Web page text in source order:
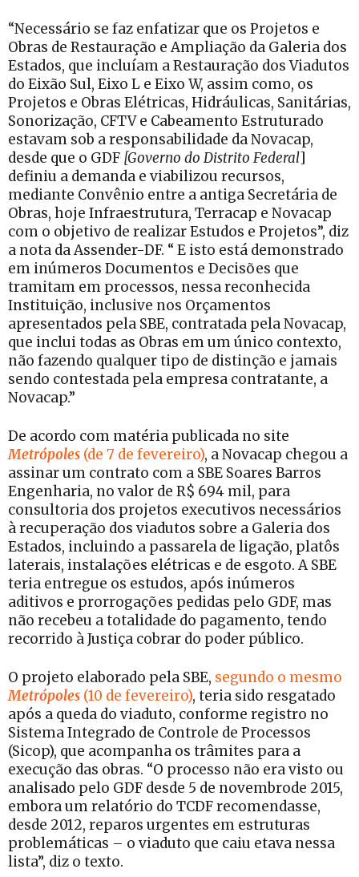
“Necessário se faz enfatizar que os Projetos e
Obras de Restauração e Ampliação da Galeria dos
Estados, que incluíam a Restauração dos Viadutos
do Eixão Sul, Eixo L e Eixo W, assim como, os
Projetos e Obras Elétricas, Hidráulicas, Sanitárias,
Sonorização, CFTV e Cabeamento Estruturado
estavam sob a responsabilidade da Novacap,
desde que o GDF [Governo do Distrito Federal]
definiu a demanda e viabilizou recursos,
mediante Convênio entre a antiga Secretária de
Obras, hoje Infraestrutura, Terracap e Novacap
com o objetivo de realizar Estudos e Projetos”, diz
a nota da Assender-DF. “ E isto está demonstrado
em inúmeros Documentos e Decisões que
tramitam em processos, nessa reconhecida
Instituição, inclusive nos Orçamentos
apresentados pela SBE, contratada pela Novacap,
que inclui todas as Obras em um único contexto,
não fazendo qualquer tipo de distinção e jamais
sendo contestada pela empresa contratante, a
Novacap.”
De acordo com matéria publicada no site
Metrópoles (de 7 de fevereiro), a Novacap chegou a
assinar um contrato com a SBE Soares Barros
Engenharia, no valor de R$ 694 mil, para
consultoria dos projetos executivos necessários
à recuperação dos viadutos sobre a Galeria dos
Estados, incluindo a passarela de ligação, platôs
laterais, instalações elétricas e de esgoto. A SBE
teria entregue os estudos, após inúmeros
aditivos e prorrogações pedidas pelo GDF, mas
não recebeu a totalidade do pagamento, tendo
recorrido à Justiça cobrar do poder público.
O projeto elaborado pela SBE, segundo o mesmo
Metrópoles (10 de fevereiro), teria sido resgatado
após a queda do viaduto, conforme registro no
Sistema Integrado de Controle de Processos
(Sicop), que acompanha os trâmites para a
execução das obras. “O processo não era visto ou
analisado pelo GDF desde 5 de novembrode 2015,
embora um relatório do TCDF recomendasse,
desde 2012, reparos urgentes em estruturas
problemáticas – o viaduto que caiu etava nessa
lista”, diz o texto.